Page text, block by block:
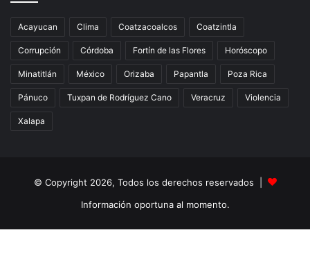
Acayucan Clima Coatzacoalcos Coatzintla
Corrupción Córdoba Fortín de las Flores Horóscopo
Minatitlán México Orizaba Papantla Poza Rica
Pánuco Tuxpan de Rodríguez Cano Veracruz Violencia
Xalapa
© Copyright 2026, Todos los derechos reservados |
Información oportuna al momento.